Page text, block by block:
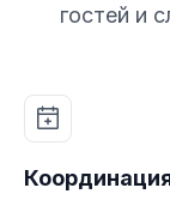
гостей и